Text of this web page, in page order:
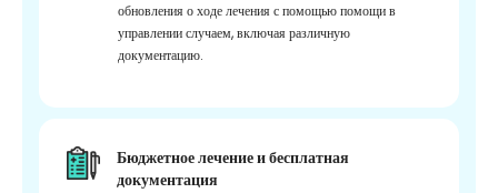
обновления о ходе лечения с помощью помощи в
управлении случаем, включая различную
документацию.
Бюджетное лечение и бесплатная
документация